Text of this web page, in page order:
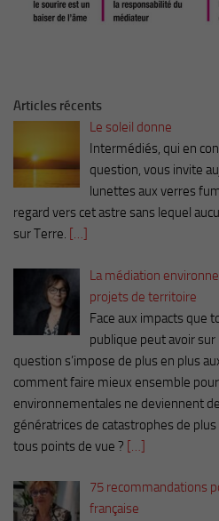
Articles récents
Le soleil donne
Intermédiés, qui en
question, vous invite
lunettes aux verres
regard vers cet astre sans lequel
sur Terre. […]
La médiation
projets de territoire
Face aux impacts que
publique peut avoir
question s’impose de plus en plus
comment faire mieux ensemble
environnementales ne deviennent
génératrices de catastrophes de
tous points de vue ? […]
75 recommandations
française